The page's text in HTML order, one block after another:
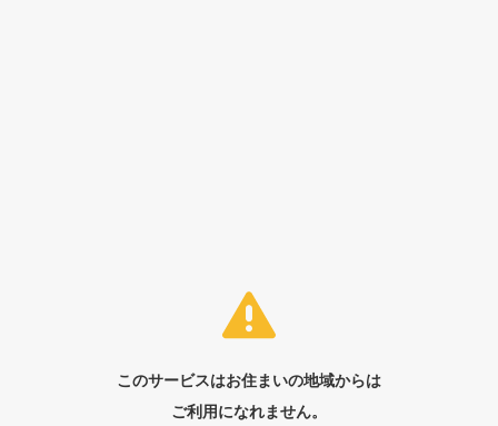
このサービスはお住まいの地域からは
ご利用になれません。